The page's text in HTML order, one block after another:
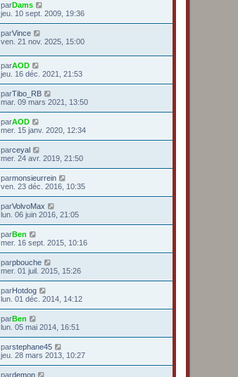
parDams
jeu. 10 sept. 2009, 19:36
parVince
ven. 21 nov. 2025, 15:00
parAOD
jeu. 16 déc. 2021, 21:53
parTibo_RB
mar. 09 mars 2021, 13:50
parAOD
mer. 15 janv. 2020, 12:34
parceyal
mer. 24 avr. 2019, 21:50
parmonsieurrein
ven. 23 déc. 2016, 10:35
parVolvoMax
lun. 06 juin 2016, 21:05
parBen
mer. 16 sept. 2015, 10:16
parpbouche
mer. 01 juil. 2015, 15:26
parHotdog
lun. 01 déc. 2014, 14:12
parBen
lun. 05 mai 2014, 16:51
parstephane45
jeu. 28 mars 2013, 10:27
pardemon